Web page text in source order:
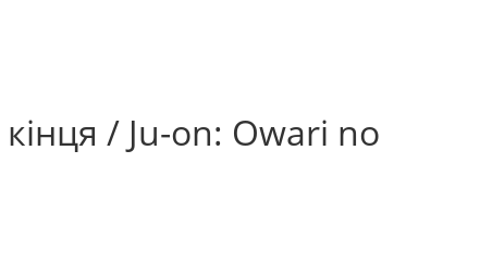
/ Ju-on: Owari no